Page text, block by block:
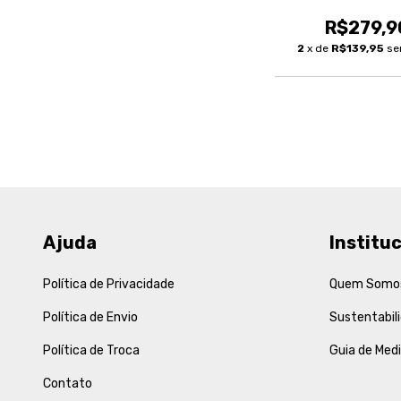
2 x de R$139,95
Ajuda
Política de Privacidade
Política de Envio
Política de Troca
Contato
Quem
Guia de